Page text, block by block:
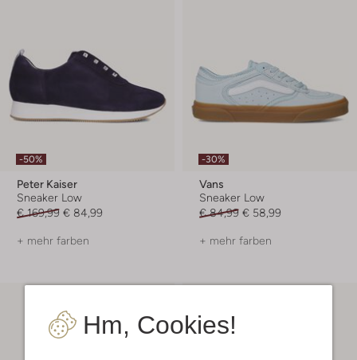
Hm, Cookies!
-50%
Peter Kaiser
Sneaker Low
€ 169,99 € 84,99
+ mehr farben
-30%
Vans
Sneaker Low
€ 84,99 € 58,99
+ mehr farben